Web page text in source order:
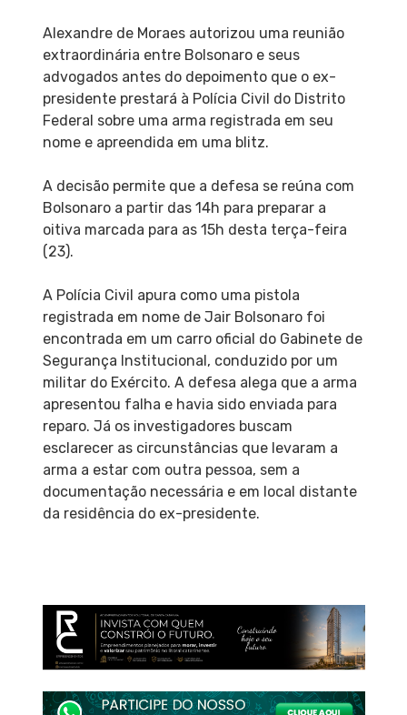
Alexandre de Moraes autorizou uma reunião
extraordinária entre Bolsonaro e seus
advogados antes do depoimento que o ex-
presidente prestará à Polícia Civil do Distrito
Federal sobre uma arma registrada em seu
nome e apreendida em uma blitz.
A decisão permite que a defesa se reúna com
Bolsonaro a partir das 14h para preparar a
oitiva marcada para as 15h desta terça-feira
(23).
A Polícia Civil apura como uma pistola
registrada em nome de Jair Bolsonaro foi
encontrada em um carro oficial do Gabinete de
Segurança Institucional, conduzido por um
militar do Exército. A defesa alega que a arma
apresentou falha e havia sido enviada para
reparo. Já os investigadores buscam
esclarecer as circunstâncias que levaram a
arma a estar com outra pessoa, sem a
documentação necessária e em local distante
da residência do ex-presidente.